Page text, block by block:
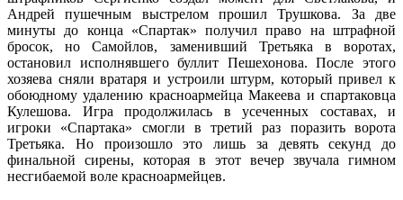
Андрей пушечным выстрелом прошил Трушкова. За две
минуты до конца «Спартак» получил право на штрафной
бросок, но Самойлов, заменивший Третьяка в воротах,
остановил исполнявшего буллит Пешехонова. После этого
хозяева сняли вратаря и устроили штурм, который привел к
обоюдному удалению красноармейца Макеева и спартаковца
Кулешова. Игра продолжилась в усеченных составах, и
игроки «Спартака» смогли в третий раз поразить ворота
Третьяка. Но произошло это лишь за девять секунд до
финальной сирены, которая в этот вечер звучала гимном
несгибаемой воле красноармейцев.